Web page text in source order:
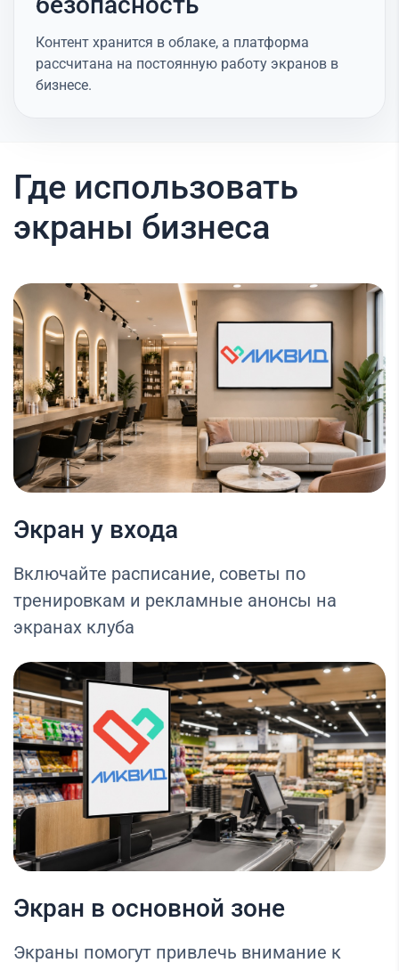
Контент хранится в облаке, а платформа
рассчитана на постоянную работу экранов в
бизнесе.
Где использовать
экраны бизнеса
Экран у входа
Включайте расписание, советы по
тренировкам и рекламные анонсы на
экранах клуба
Экран в основной зоне
Экраны помогут привлечь внимание к